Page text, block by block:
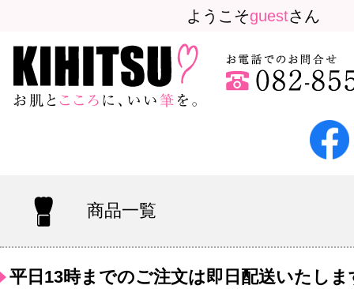
ようこそguestさん
商品一覧
平日13時までのご注文は即日配送いたしま